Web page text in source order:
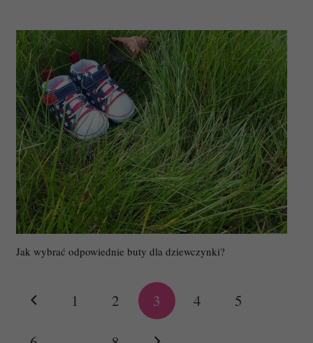
Jak wybrać odpowiednie buty dla dziewczynki?
1 2 3 4 5